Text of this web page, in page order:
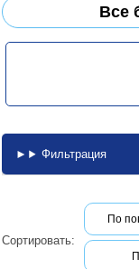
Все
Фильтрация
Сортировать:
По